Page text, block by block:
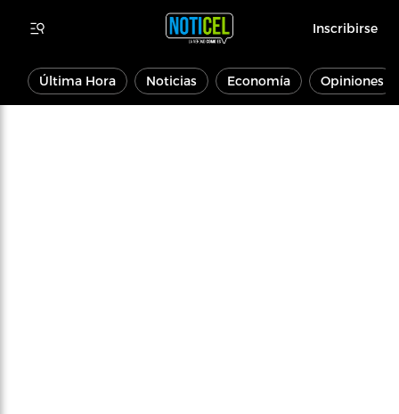
Inscribirse
Última Hora Noticias Economía Opiniones